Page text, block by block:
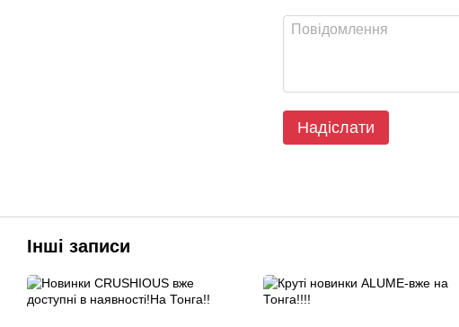
Надіслати
Інші записи